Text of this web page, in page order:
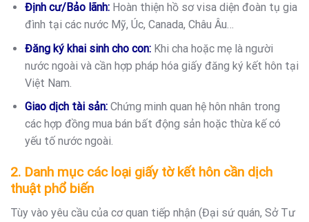
Định cư/Bảo lãnh:Hoàn thiện hồ sơ visa diện đoàn tụ gia
đình tại các nước Mỹ, Úc, Canada, Châu Âu…
Đăng ký khai sinh cho con:Khi cha hoặc mẹ là người
nước ngoài và cần hợp pháp hóa giấy đăng ký kết hôn tại
Việt Nam.
Giao dịch tài sản: Chứng minh quan hệ hôn nhân trong
các hợp đồng mua bán bất động sản hoặc thừa kế có
yếu tố nước ngoài.
2. Danh mục các loại giấy tờ kết hôn cần dịch
thuật phổ biến
Tùy vào yêu cầu của cơ quan tiếp nhận (Đại sứ quán, Sở Tư